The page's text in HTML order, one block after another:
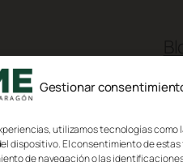
Gestionar
utilizamos tecnologías como
dispositivo. El consentimiento de
de navegación o las